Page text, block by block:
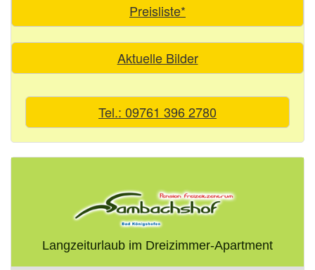
Preisliste*
Aktuelle Bilder
Tel.: 09761 396 2780
Langzeiturlaub im Dreizimmer-Apartment